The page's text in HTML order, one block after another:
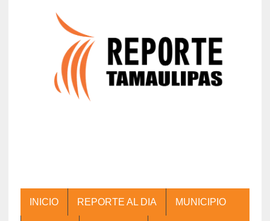
INICIO REPORTE AL DIA MUNICIPIO